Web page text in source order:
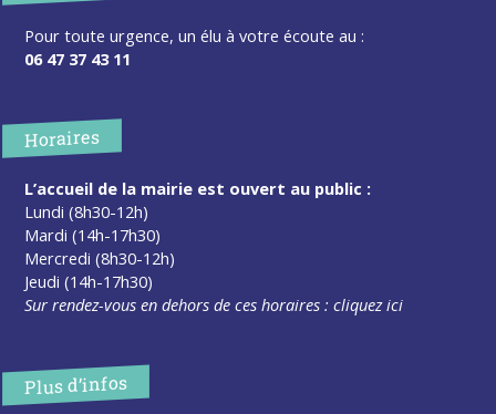
Pour toute urgence, un élu à votre écoute au :
06 47 37 43 11
Horaires
L’accueil de la mairie est ouvert au public :
Lundi (8h30-12h)
Mardi (14h-17h30)
Mercredi (8h30-12h)
Jeudi (14h-17h30)
Sur rendez-vous en dehors de ces horaires :cliquez ici
Plus d’infos